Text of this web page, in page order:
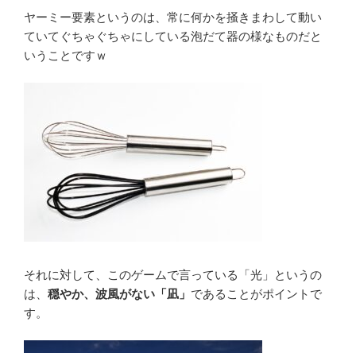
ヤーミー要素というのは、常に何かを掻きまわして動い
ていてぐちゃぐちゃにしている泡だて器の様なものだと
いうことですｗ
それに対して、このゲームで言っている「光」というの
は、 穏やか、波風がない「凪」 であることがポイントで
す。